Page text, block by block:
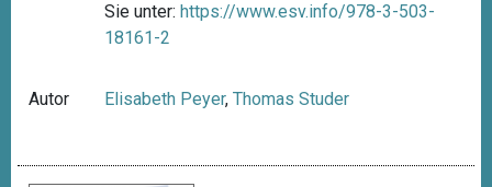
Sie unter: https://www.esv.info/978-3-503-
18161-2
Autor Elisabeth Peyer,Thomas Studer